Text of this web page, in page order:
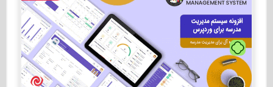
تومان